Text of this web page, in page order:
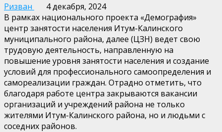
Ризван
4 декабря, 2024
В рамках национального проекта «Демография»
центр занятости населения Итум-Калинского
муниципального района, далее (ЦЗН) ведет свою
трудовую деятельность, направленную на
повышение уровня занятости населения и создание
условий для профессионального самоопределения и
самореализации граждан. Отрадно отметить, что
благодаря работе центра закрываются вакансии
организаций и учреждений района не только
жителями Итум-Калинского района, но и людьми с
соседних районов.